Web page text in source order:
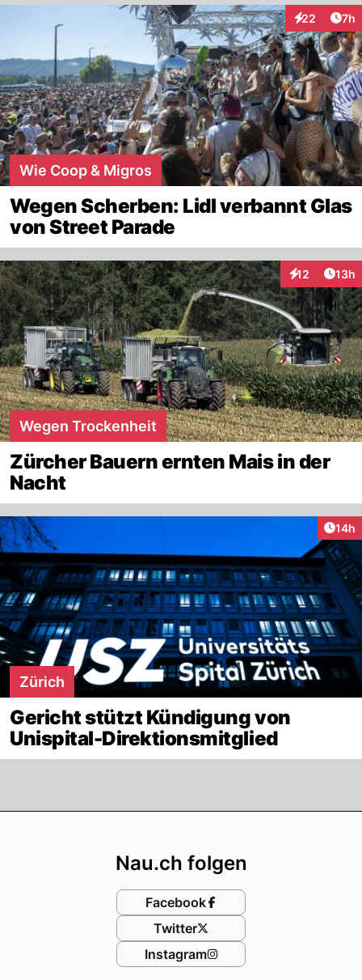
22
Interaktionen
7h
Wie Coop & Migros
Wegen Scherben: Lidl verbannt Glas
von Street Parade
12
Interaktionen
13h
Wegen Trockenheit
Zürcher Bauern ernten Mais in der
Nacht
14h
Zürich
Gericht stützt Kündigung von
Unispital-Direktionsmitglied
Nau.ch folgen
Facebook
Twitter
Instagram